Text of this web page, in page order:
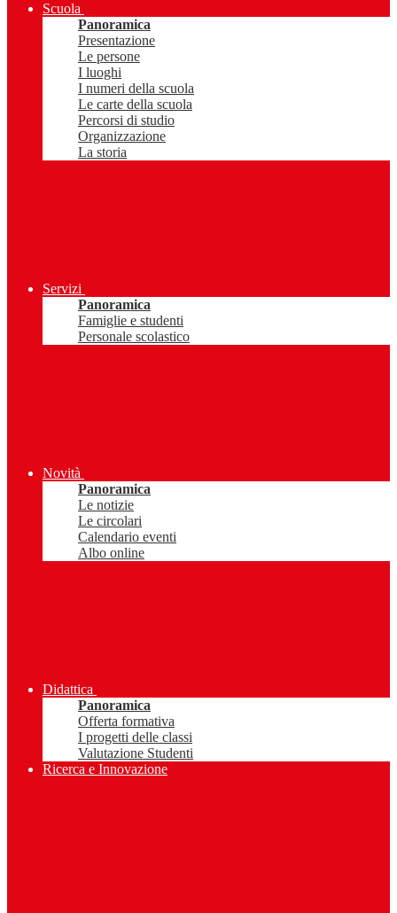
Scuola
Panoramica
Presentazione
Le persone
I luoghi
I numeri della scuola
Le carte della scuola
Percorsi di studio
Organizzazione
La storia
Servizi
Panoramica
Famiglie e studenti
Personale scolastico
Novità
Panoramica
Le notizie
Le circolari
Calendario eventi
Albo online
Didattica
Panoramica
Offerta formativa
I progetti delle classi
Valutazione Studenti
Ricerca e Innovazione